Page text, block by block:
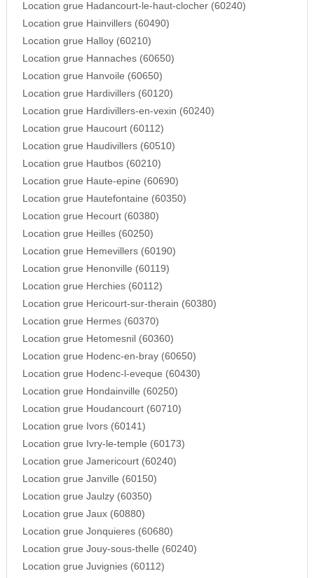
Location grue Hadancourt-le-haut-clocher (60240)
Location grue Hainvillers (60490)
Location grue Halloy (60210)
Location grue Hannaches (60650)
Location grue Hanvoile (60650)
Location grue Hardivillers (60120)
Location grue Hardivillers-en-vexin (60240)
Location grue Haucourt (60112)
Location grue Haudivillers (60510)
Location grue Hautbos (60210)
Location grue Haute-epine (60690)
Location grue Hautefontaine (60350)
Location grue Hecourt (60380)
Location grue Heilles (60250)
Location grue Hemevillers (60190)
Location grue Henonville (60119)
Location grue Herchies (60112)
Location grue Hericourt-sur-therain (60380)
Location grue Hermes (60370)
Location grue Hetomesnil (60360)
Location grue Hodenc-en-bray (60650)
Location grue Hodenc-l-eveque (60430)
Location grue Hondainville (60250)
Location grue Houdancourt (60710)
Location grue Ivors (60141)
Location grue Ivry-le-temple (60173)
Location grue Jamericourt (60240)
Location grue Janville (60150)
Location grue Jaulzy (60350)
Location grue Jaux (60880)
Location grue Jonquieres (60680)
Location grue Jouy-sous-thelle (60240)
Location grue Juvignies (60112)